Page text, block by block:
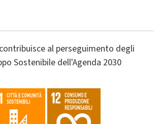
al perseguimento degli
Sostenibile dell'Agenda 2030